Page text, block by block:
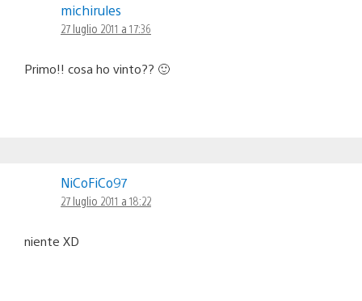
michirules
27 luglio 2011 a 17:36
Primo!! cosa ho vinto?? 🙂
NiCoFiCo97
27 luglio 2011 a 18:22
niente XD